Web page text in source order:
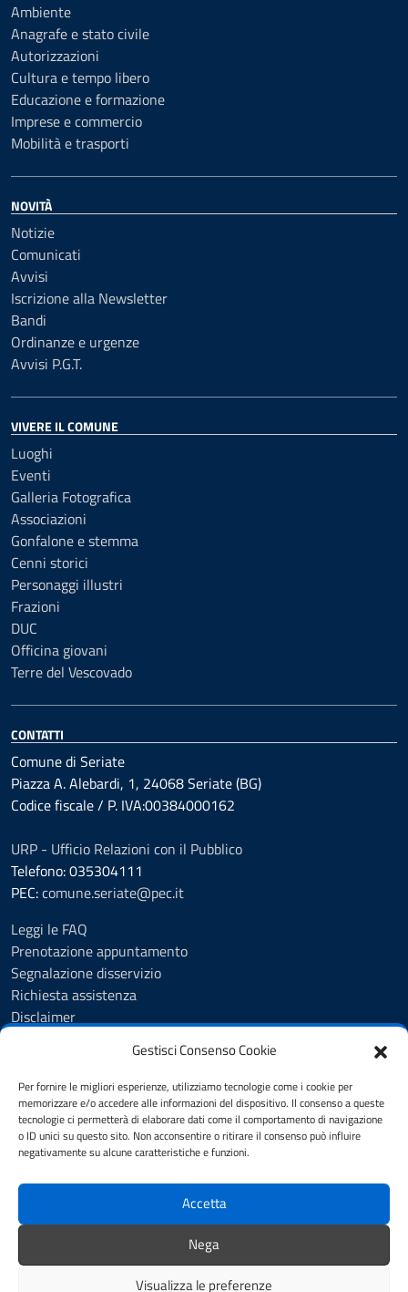
Gestisci Consenso Cookie
Per fornire le migliori esperienze, utilizziamo tecnologie come i cookie per
memorizzare e/o accedere alle informazioni del dispositivo. Il consenso a queste
tecnologie ci permetterà di elaborare dati come il comportamento di navigazione
o ID unici su questo sito. Non acconsentire o ritirare il consenso può influire
negativamente su alcune caratteristiche e funzioni.
Accetta
Nega
Visualizza le preferenze
Ambiente
Anagrafe e stato civile
Autorizzazioni
Cultura e tempo libero
Educazione e formazione
Imprese e commercio
Mobilità e trasporti
NOVITÀ
Notizie
Comunicati
Avvisi
Iscrizione alla Newsletter
Bandi
Ordinanze e urgenze
Avvisi P.G.T.
VIVERE IL COMUNE
Luoghi
Eventi
Galleria Fotografica
Associazioni
Gonfalone e stemma
Cenni storici
Personaggi illustri
Frazioni
DUC
Officina giovani
Terre del Vescovado
CONTATTI
Comune di Seriate
Piazza A. Alebardi, 1, 24068 Seriate (BG)
Codice fiscale / P. IVA:00384000162
URP - Ufficio Relazioni con il Pubblico
Telefono: 035304111
PEC:comune.seriate@pec.it
Leggi le FAQ
Prenotazione appuntamento
Segnalazione disservizio
Richiesta assistenza
Disclaimer
Cookie Policy
Informativa privacy
Dichiarazione di accessibilità
Note legali
SEGUICI SU
YouTube Facebook